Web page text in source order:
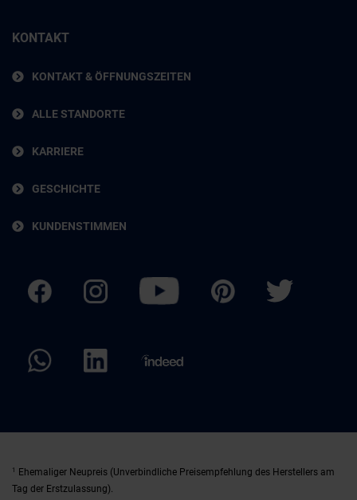
KONTAKT
KONTAKT & ÖFFNUNGSZEITEN
ALLE STANDORTE
KARRIERE
GESCHICHTE
KUNDENSTIMMEN
1
Ehemaliger Neupreis (Unverbindliche Preisempfehlung des Herstellers am
Tag der Erstzulassung).